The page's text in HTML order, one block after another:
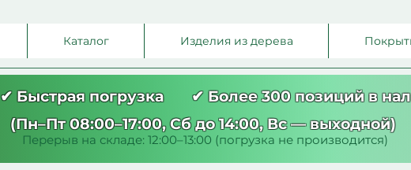
Каталог Изделия из дерева
✔ Быстрая погрузка ✔ Более 300 позиций в
(Пн–Пт 08:00–17:00, Сб до 14:00, Вс — выходной)
Перерыв на складе: 12:00–13:00 (погрузка не производится)